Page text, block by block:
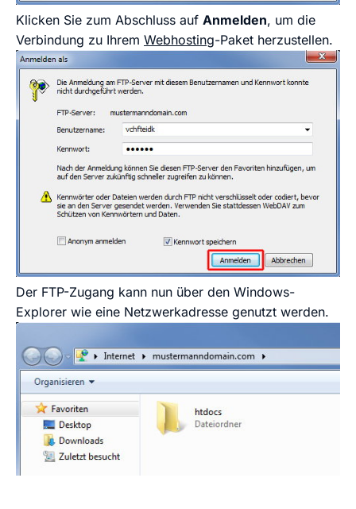
Klicken Sie zum Abschluss auf Anmelden, um die
Verbindung zu Ihrem Webhosting-Paket herzustellen.
Der FTP-Zugang kann nun über den Windows-
Explorer wie eine Netzwerkadresse genutzt werden.